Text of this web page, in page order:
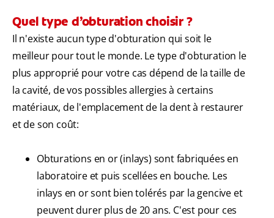
Quel type d’obturation choisir ?
Il n'existe aucun type d'obturation qui soit le
meilleur pour tout le monde. Le type d'obturation le
plus approprié pour votre cas dépend de la taille de
la cavité, de vos possibles allergies à certains
matériaux, de l'emplacement de la dent à restaurer
et de son coût:
Obturations en or (inlays) sont fabriquées en
laboratoire et puis scellées en bouche. Les
inlays en or sont bien tolérés par la gencive et
peuvent durer plus de 20 ans. C'est pour ces